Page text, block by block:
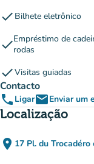
check Bilhete eletrônico
checkEmpréstimo de
rodas
checkVisitas guiadas
Contacto
phone LigaremailEnviar um
Localização
place 17 Pl. du